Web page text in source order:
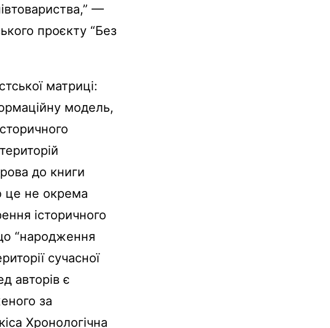
—
проєкту “Без
матриці:
модель,
до книги
це не окрема
історичного
“народження
сучасної
авторів є
за
Хронологічна